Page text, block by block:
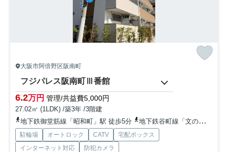
大阪市阿倍野区阪南町
フジパレス阪南町Ⅲ番館
6.2万円 管理/共益費5,000円
27.02㎡ (1LDK) /築3年 /3階建
地下鉄御堂筋線「昭和町」駅 徒歩5分
地下鉄谷町線「文の里」駅 徒歩9分
駐輪場 オートロック CATV
宅配ボックス
インターネット対応
防犯カメラ